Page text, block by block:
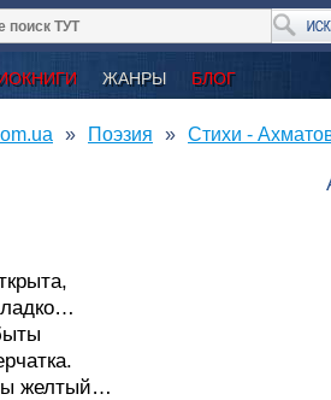
ЖАНРЫ БЛОГ
Поэзия Стихи -
желтый…